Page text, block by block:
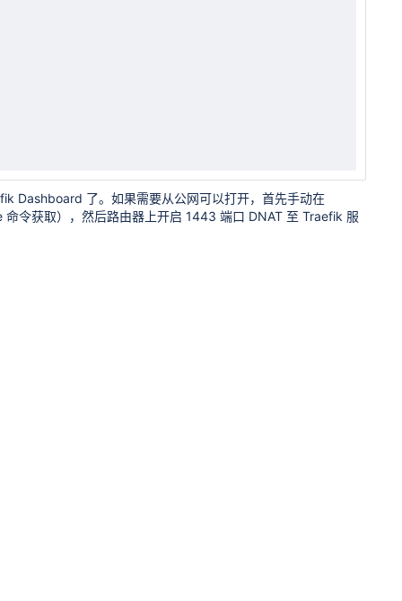
Dashboard 了。如果需要从公网可以打开，首先手动在
令获取），然后路由器上开启 1443 端口 DNAT 至 Traefik 服